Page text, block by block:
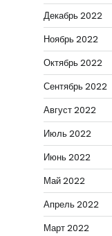
Декабрь 2022
Ноябрь 2022
Октябрь 2022
Сентябрь 2022
Август 2022
Июль 2022
Июнь 2022
Май 2022
Апрель 2022
Март 2022